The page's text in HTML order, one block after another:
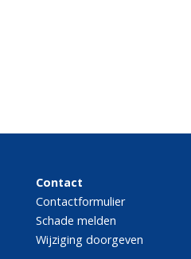
Contact
Contactformulier
Schade melden
Wijziging doorgeven